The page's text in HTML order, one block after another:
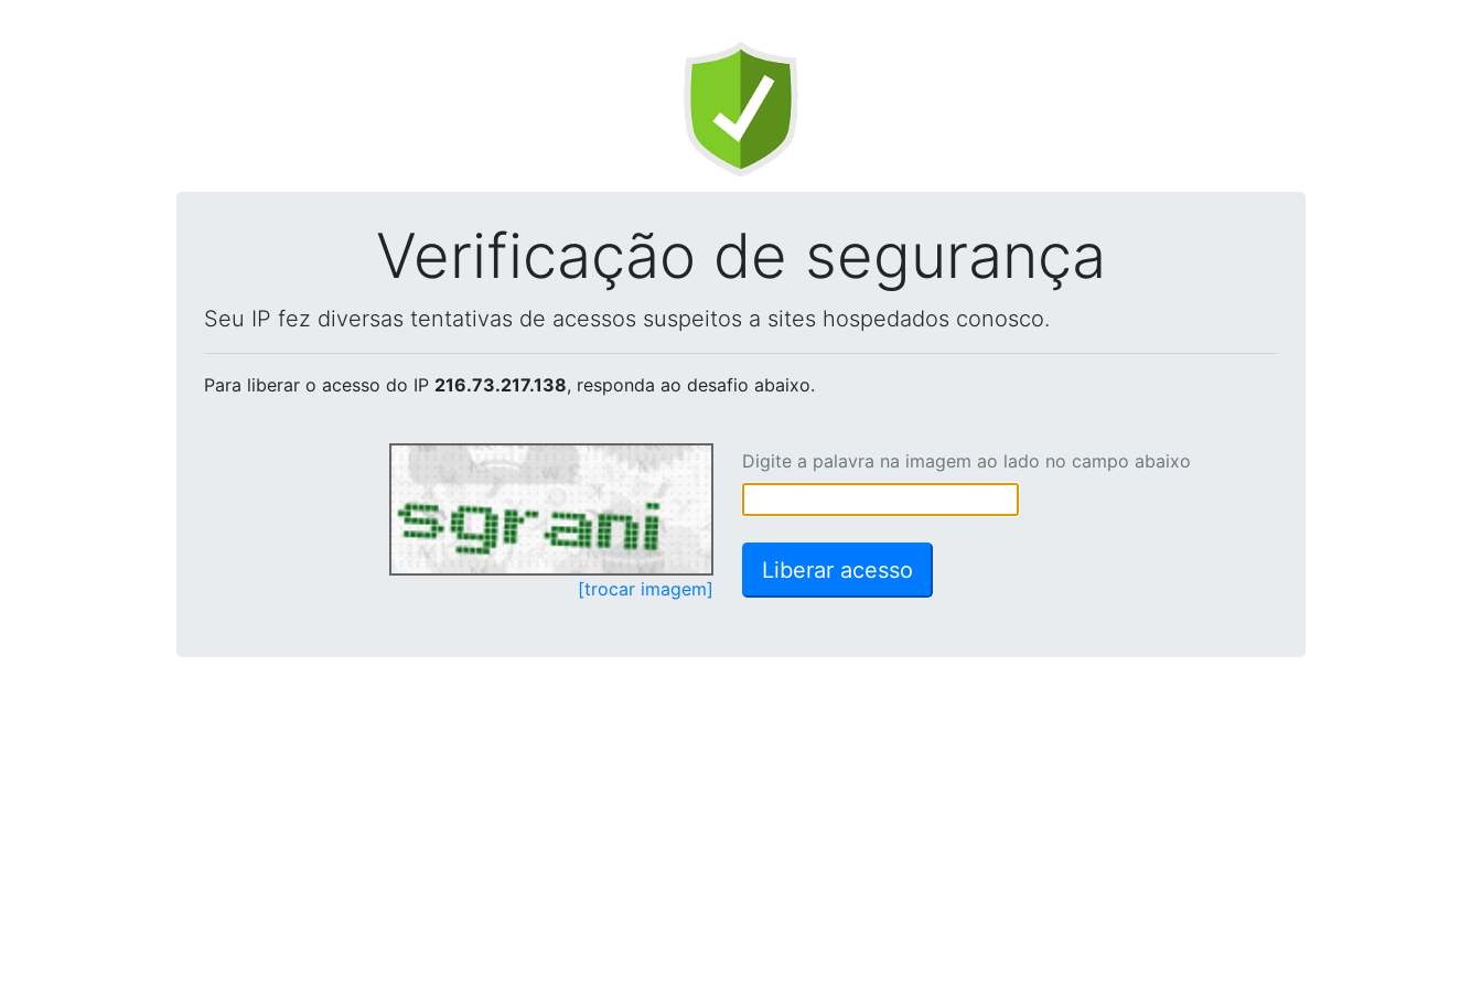
Verificação de segurança
Seu IP fez diversas tentativas de acessos suspeitos a sites hospedados conosco.
Para liberar o acesso do IP 216.73.217.138, responda ao desafio abaixo.
[trocar imagem]
Digite a palavra na imagem ao lado no campo abaixo